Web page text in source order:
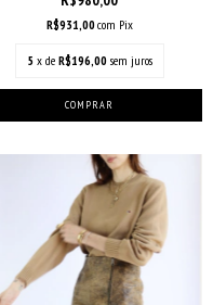
R$931,00com Pix
5 x de R$196,00 sem juros